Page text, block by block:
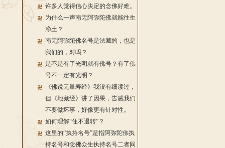
许多人觉得信心决定的念佛好难。
为什么一声南无阿弥陀佛就能往生
净土？
南无阿弥陀佛名号是法藏的，也是
我们的，对吗？
是不是有了光明就有佛号？有了佛
号不一定有光明？
《佛说无量寿经》我没有细读过，
但《地藏经》讲了因果，告诫我们
不要做坏事，好像更有针对性。
如何理解“住不退转”？
这里的“执持名号”是指阿弥陀佛执
持名号和念佛众生执持名号二者同